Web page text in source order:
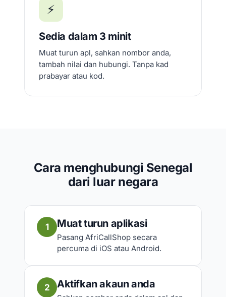
⚡
Sedia dalam 3 minit
Muat turun apl, sahkan nombor anda,
tambah nilai dan hubungi. Tanpa kad
prabayar atau kod.
Cara menghubungi Senegal
dari luar negara
1 Muat turun aplikasi
Pasang AfriCallShop secara
percuma di iOS atau Android.
2 Aktifkan akaun anda